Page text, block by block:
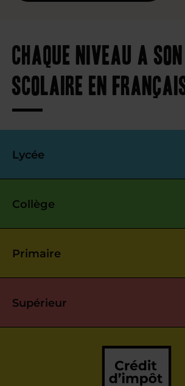
Chaque niveau a
scolaire en
Lycée
Collège
Primaire
Supérieur